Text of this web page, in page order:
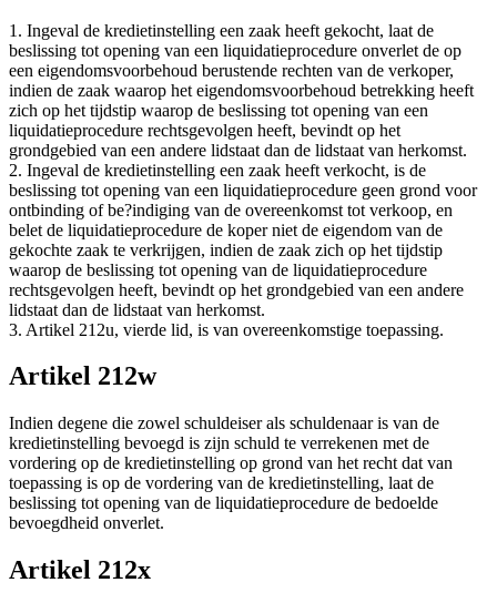
1. Ingeval de kredietinstelling een zaak heeft gekocht, laat de
beslissing tot opening van een liquidatieprocedure onverlet de op
een eigendomsvoorbehoud berustende rechten van de verkoper,
indien de zaak waarop het eigendomsvoorbehoud betrekking heeft
zich op het tijdstip waarop de beslissing tot opening van een
liquidatieprocedure rechtsgevolgen heeft, bevindt op het
grondgebied van een andere lidstaat dan de lidstaat van herkomst.
2. Ingeval de kredietinstelling een zaak heeft verkocht, is de
beslissing tot opening van een liquidatieprocedure geen grond voor
ontbinding of be?indiging van de overeenkomst tot verkoop, en
belet de liquidatieprocedure de koper niet de eigendom van de
gekochte zaak te verkrijgen, indien de zaak zich op het tijdstip
waarop de beslissing tot opening van de liquidatieprocedure
rechtsgevolgen heeft, bevindt op het grondgebied van een andere
lidstaat dan de lidstaat van herkomst.
3. Artikel 212u, vierde lid, is van overeenkomstige toepassing.
Artikel 212w
Indien degene die zowel schuldeiser als schuldenaar is van de
kredietinstelling bevoegd is zijn schuld te verrekenen met de
vordering op de kredietinstelling op grond van het recht dat van
toepassing is op de vordering van de kredietinstelling, laat de
beslissing tot opening van de liquidatieprocedure de bedoelde
bevoegdheid onverlet.
Artikel 212x